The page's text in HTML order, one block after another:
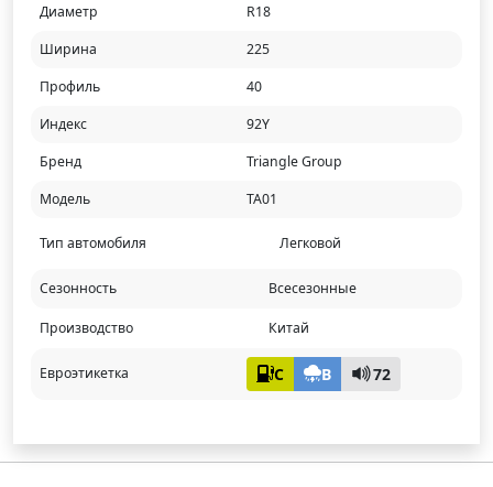
Диаметр
R18
Ширина
225
Профиль
40
Индекс
92Y
Бренд
Triangle Group
Модель
TA01
Тип автомобиля Легковой
Сезонность Всесезонные
Производство Китай
Евроэтикетка C B 72